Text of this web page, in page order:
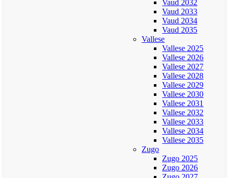
Vaud 2032
Vaud 2033
Vaud 2034
Vaud 2035
Vallese
Vallese 2025
Vallese 2026
Vallese 2027
Vallese 2028
Vallese 2029
Vallese 2030
Vallese 2031
Vallese 2032
Vallese 2033
Vallese 2034
Vallese 2035
Zugo
Zugo 2025
Zugo 2026